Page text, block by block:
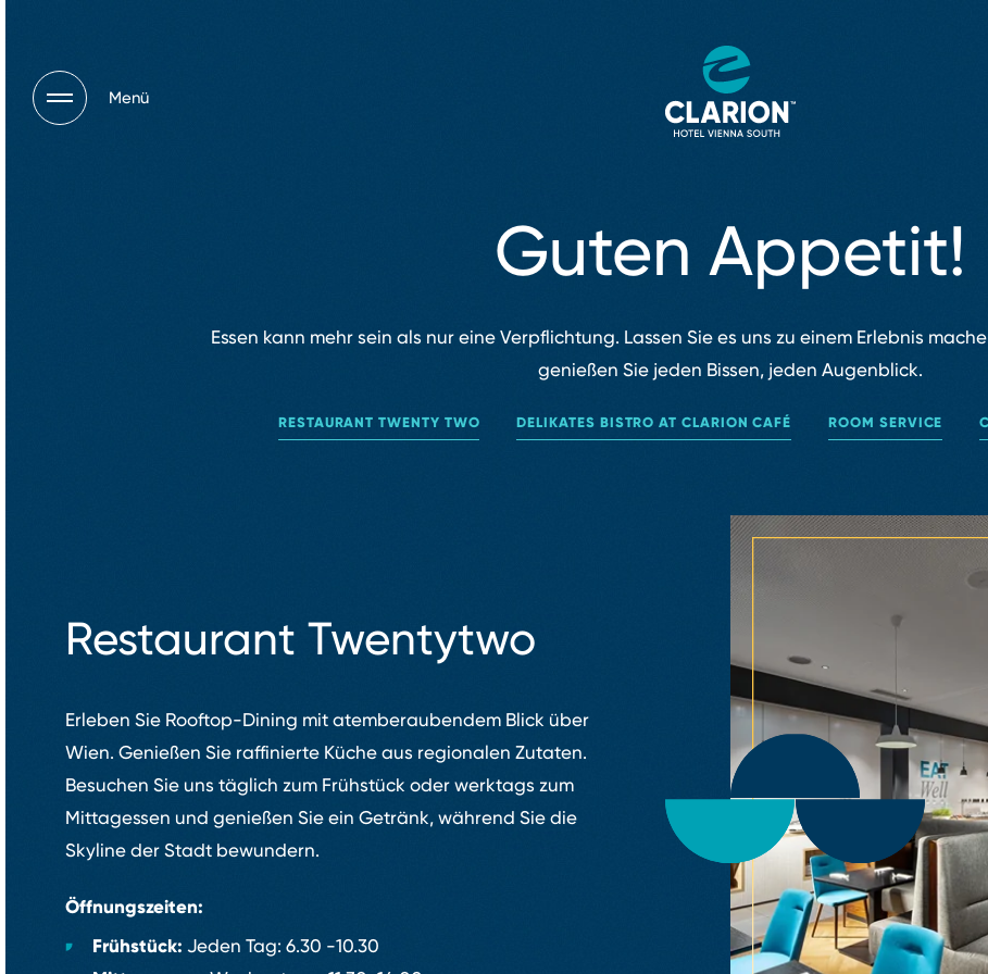
Menü
Guten Appetit!
Essen kann mehr sein als nur eine Verpflichtung. Lassen Sie es uns zu einem Erlebnis
genießen Sie jeden Bissen, jeden Augenblick.
RESTAURANT TWENTY TWO DELIKATES BISTRO AT CLARION CAFÉ ROOM SERVICE
Restaurant Twentytwo
Erleben Sie Rooftop⁠-⁠Dining mit atemberaubendem Blick über
Wien. Genießen Sie raffinierte Küche aus regionalen Zutaten.
Besuchen Sie uns täglich zum Frühstück oder werktags zum
Mittagessen und genießen Sie ein Getränk, während Sie die
Skyline der Stadt bewundern.
Öffnungszeiten:
Frühstück: Jeden Tag: 6.30 ⁠-⁠10.30